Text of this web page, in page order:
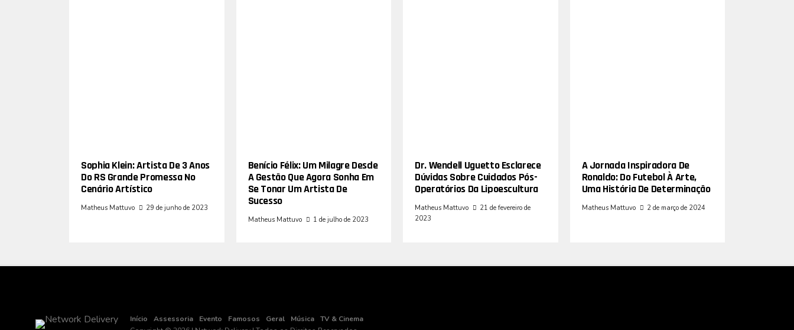
Sophia Klein: Artista De 3 Anos
Do RS Grande Promessa No
Cenário Artístico
Matheus Mattuvo 29 de junho de 2023
Benício Félix: Um Milagre Desde
A Gestão Que Agora Sonha Em
Se Tonar Um Artista De
Sucesso
Matheus Mattuvo 1 de julho de 2023
Dr. Wendell Uguetto Esclarece
Dúvidas Sobre Cuidados Pós-
Operatórios Da Lipoescultura
Matheus Mattuvo
21 de fevereiro de
2023
A Jornada Inspiradora De
Ronaldo: Do Futebol À Arte,
Uma História De Determinação
Matheus Mattuvo 2 de março de 2024
Início Assessoria Evento Famosos Geral Música
TV & Cinema